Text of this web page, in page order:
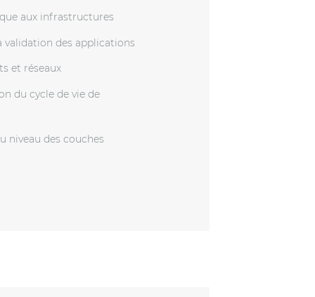
aux infrastructures
des applications
et réseaux
du cycle de vie de
niveau des couches